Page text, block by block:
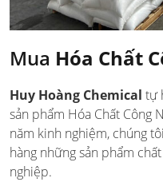
Mua Hóa Chất
Huy Hoàng Chemical tự
sản phẩm Hóa Chất Công
năm kinh nghiệm, chúng
hàng những sản phẩm
nghiệp.